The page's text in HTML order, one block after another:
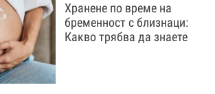
Хранене по време на
бременност с близнаци:
Какво трябва да знаете